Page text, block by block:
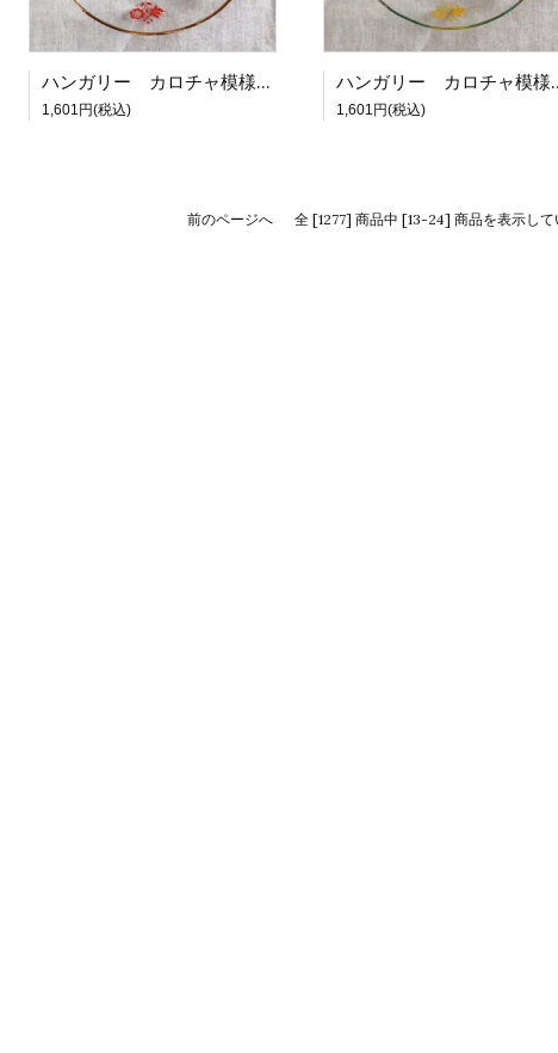
ハンガリー カロチャ模様のガラスプレート RE
1,601円(税込)
ハンガリー
1,601円(税込)
前のページへ 全 [1277] 商品中 [13-24] 商品を表示して